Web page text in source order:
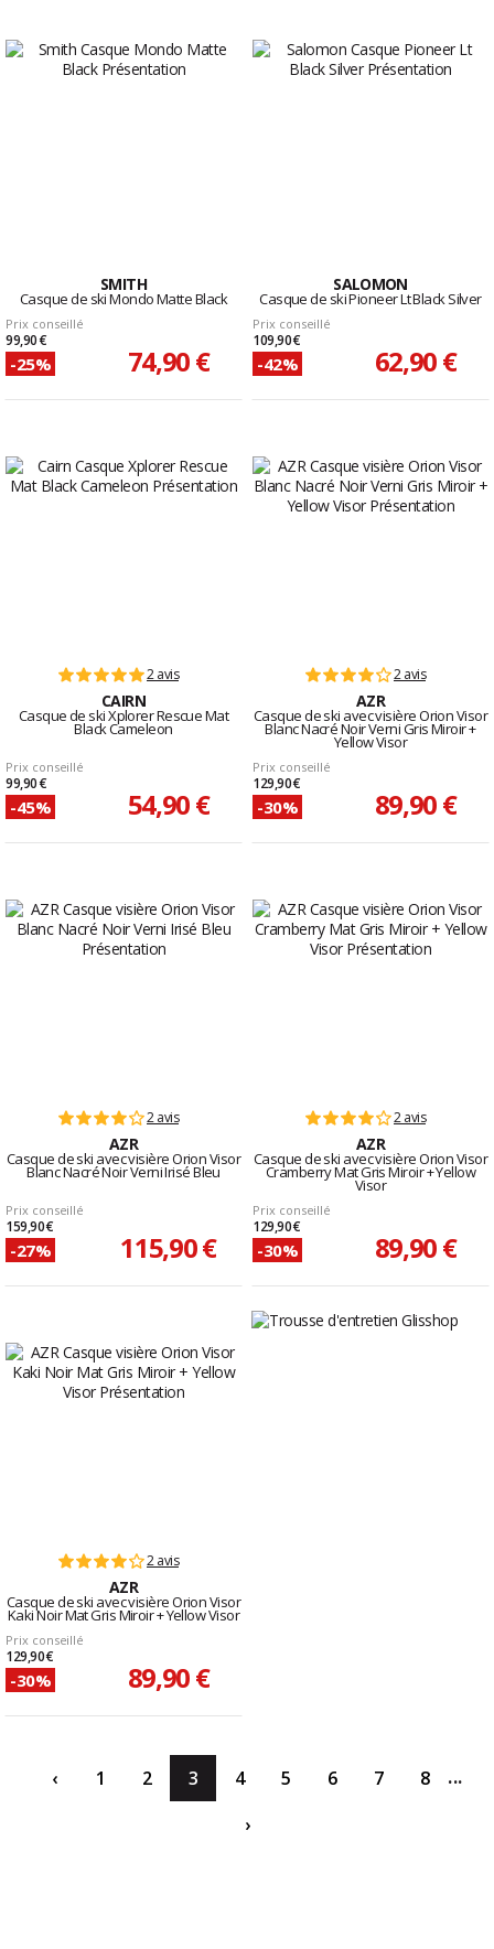
SMITH
Casque de ski Mondo Matte Black
Prix conseillé
99,90 €
-25% 74,90 €
SALOMON
Casque de ski Pioneer Lt Black Silver
Prix conseillé
109,90 €
-42% 62,90 €
2 avis
CAIRN
Casque de ski Xplorer Rescue Mat
Black Cameleon
Prix conseillé
99,90 €
-45% 54,90 €
2 avis
AZR
Casque de ski avec visière Orion Visor
Blanc Nacré Noir Verni Gris Miroir +
Yellow Visor
Prix conseillé
129,90 €
-30% 89,90 €
2 avis
AZR
Casque de ski avec visière Orion Visor
Blanc Nacré Noir Verni Irisé Bleu
Prix conseillé
159,90 €
-27% 115,90 €
2 avis
AZR
Casque de ski avec visière Orion Visor
Cramberry Mat Gris Miroir + Yellow
Visor
Prix conseillé
129,90 €
-30% 89,90 €
2 avis
AZR
Casque de ski avec visière Orion Visor
Kaki Noir Mat Gris Miroir + Yellow Visor
Prix conseillé
129,90 €
-30% 89,90 €
‹ 1 2 3 4 5 6 7 8 ...
›